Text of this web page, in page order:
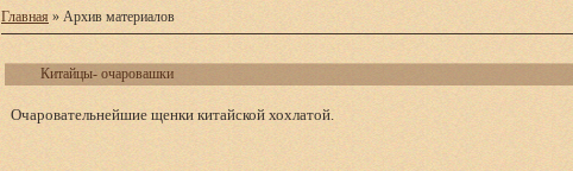
Главная » Архив материалов
Китайцы- очаровашки
Очаровательнейшие щенки китайской хохлатой.